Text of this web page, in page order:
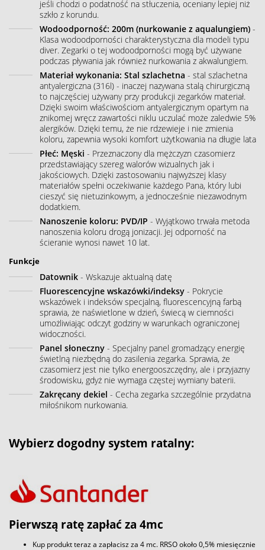
jeśli chodzi o podatność na stłuczenia, oceniany lepiej niż
szkło z korundu.
Wodoodporność: 200m (nurkowanie z aqualungiem) -
Klasa wodoodporności charakterystyczna dla modeli typu
diver. Zegarki o tej wodoodporności mogą być używane
podczas pływania jak również nurkowania z akwalungiem.
Materiał wykonania: Stal szlachetna - stal szlachetna
antyalergiczna (316l) - inaczej nazywana stalą chirurgiczną
to najczęściej używany przy produkcji zegarków materiał.
Dzięki swoim właściwościom antyalergicznym opartym na
znikomej wręcz zawartości niklu uczulać może zaledwie 5%
alergików. Dzięki temu, że nie rdzewieje i nie zmienia
koloru, zapewnia wysoki komfort użytkowania na długie lata
Płeć: Męski - Przeznaczony dla mężczyzn czasomierz
przedstawiający szereg walorów wizualnych jak i
jakościowych. Dzięki zastosowaniu najwyższej klasy
materiałów spełni oczekiwanie każdego Pana, który lubi
cieszyć się nietuzinkowym, a jednocześnie niezawodnym
dodatkiem.
Nanoszenie koloru: PVD/IP - Wyjątkowo trwała metoda
nanoszenia koloru drogą jonizacji. Jej odporność na
ścieranie wynosi nawet 10 lat.
Funkcje
Datownik - Wskazuje aktualną datę
Fluorescencyjne wskazówki/indeksy - Pokrycie
wskazówek i indeksów specjalną, fluorescencyjną farbą
sprawia, że naświetlone w dzień, świecą w ciemności
umożliwiając odczyt godziny w warunkach ograniczonej
widoczności.
Panel słoneczny - Specjalny panel gromadzący energię
świetlną niezbędną do zasilenia zegarka. Sprawia, że
czasomierz jest nie tylko energooszczędny, ale i przyjazny
środowisku, gdyż nie wymaga częstej wymiany baterii.
Zakręcany dekiel - Cecha zegarka szczególnie przydatna
miłośnikom nurkowania.
Wybierz dogodny system ratalny:
Pierwszą ratę zapłać za 4mc
Kup produkt teraz a zapłacisz za 4 mc. RRSO około 0,5% miesięcznie